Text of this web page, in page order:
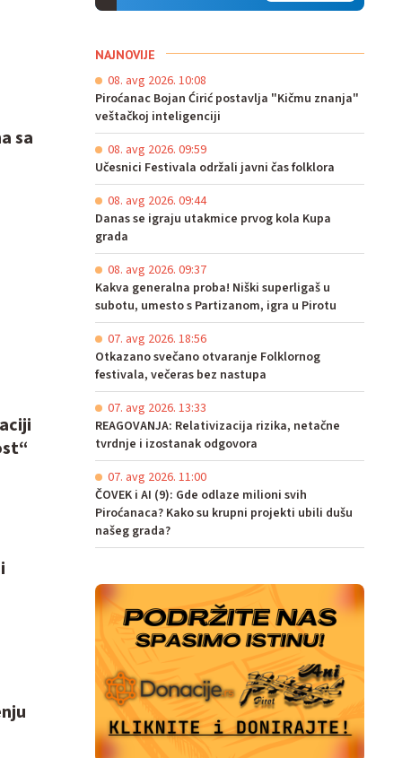
sa
NAJNOVIJE
08. avg 2026. 10:08
Piroćanac Bojan Ćirić postavlja "Kičmu znanja"
veštačkoj inteligenciji
08. avg 2026. 09:59
Učesnici Festivala održali javni čas folklora
08. avg 2026. 09:44
Danas se igraju utakmice prvog kola Kupa
grada
08. avg 2026. 09:37
Kakva generalna proba! Niški superligaš u
subotu, umesto s Partizanom, igra u Pirotu
07. avg 2026. 18:56
Otkazano svečano otvaranje Folklornog
festivala, večeras bez nastupa
07. avg 2026. 13:33
REAGOVANJA: Relativizacija rizika, netačne
tvrdnje i izostanak odgovora
07. avg 2026. 11:00
ČOVEK i AI (9): Gde odlaze milioni svih
Piroćanaca? Kako su krupni projekti ubili dušu
našeg grada?